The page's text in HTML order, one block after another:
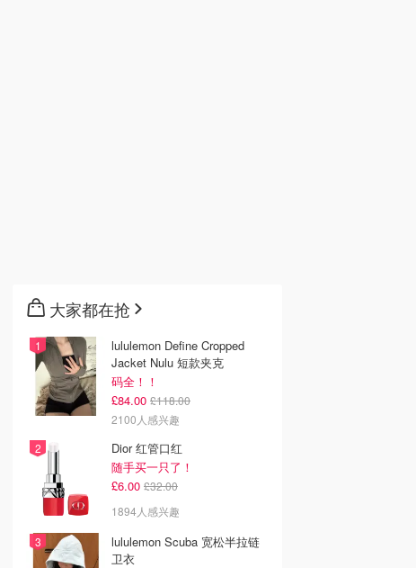
大家都在抢
lululemon Define Cropped
Jacket Nulu 短款夹克
码全！！
£84.00 £118.00
2100人感兴趣
Dior 红管口红
随手买一只了！
£6.00 £32.00
1894人感兴趣
lululemon Scuba 宽松半拉链
卫衣